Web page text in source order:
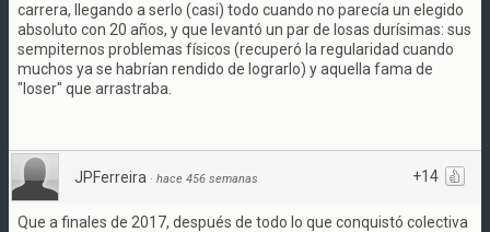
carrera, llegando a serlo (casi) todo cuando no parecía un elegido
absoluto con 20 años, y que levantó un par de losas durísimas: sus
sempiternos problemas físicos (recuperó la regularidad cuando
muchos ya se habrían rendido de lograrlo) y aquella fama de
"loser" que arrastraba.
+14
JPFerreira · hace 456 semanas
Que a finales de 2017, después de todo lo que conquistó colectiva